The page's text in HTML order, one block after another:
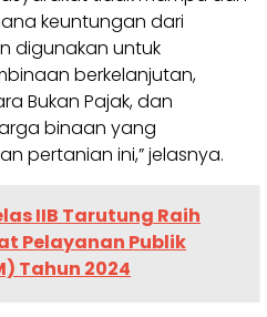
keuntungan dari
digunakan untuk
berkelanjutan,
Bukan Pajak, dan
binaan yang
pertanian ini,” jelasnya.
IIB Tarutung Raih
Pelayanan Publik
Tahun 2024